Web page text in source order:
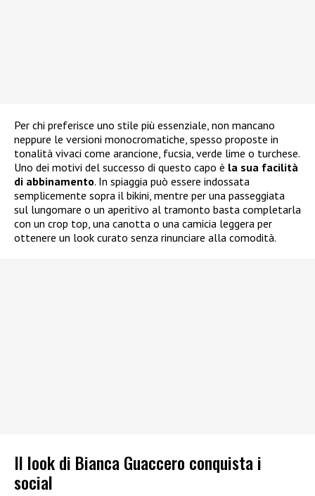
Per chi preferisce uno stile più essenziale, non mancano
neppure le versioni monocromatiche, spesso proposte in
tonalità vivaci come arancione, fucsia, verde lime o turchese.
Uno dei motivi del successo di questo capo è la sua facilità
di abbinamento. In spiaggia può essere indossata
semplicemente sopra il bikini, mentre per una passeggiata
sul lungomare o un aperitivo al tramonto basta completarla
con un crop top, una canotta o una camicia leggera per
ottenere un look curato senza rinunciare alla comodità.
Il look di Bianca Guaccero conquista i
social